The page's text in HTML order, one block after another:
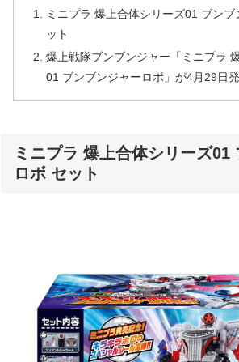
ミニプラ 爆上合体シリーズ01 ブンブ
ット
爆上戦隊ブンブンジャー「ミニプラ
01 ブンブンジャーロボ」が4月29日
ミニプラ 爆上合体シリーズ01
ロボ セット